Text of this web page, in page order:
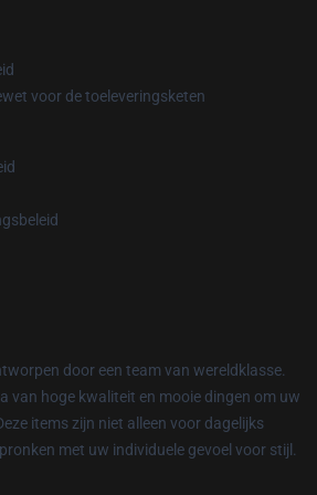
voor de toeleveringsketen
door een team van wereldklasse.
van hoge kwaliteit en mooie dingen om uw
items zijn niet alleen voor dagelijks
met uw individuele gevoel voor stijl.